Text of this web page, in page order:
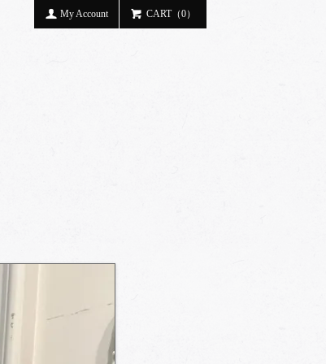
CART（0）
My Account